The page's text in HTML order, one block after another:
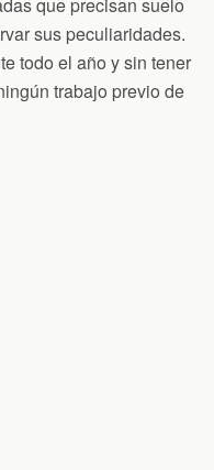
que precisan suelo
sus peculiaridades.
todo el año y sin tener
trabajo previo de